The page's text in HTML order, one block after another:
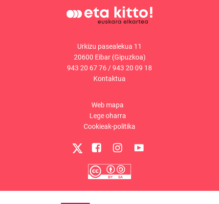
Urkizu pasealekua 11
20600 Eibar (Gipuzkoa)
943 20 67 76 /943 20 09 18
Kontaktua
Web mapa
Lege oharra
Cookieak-politika